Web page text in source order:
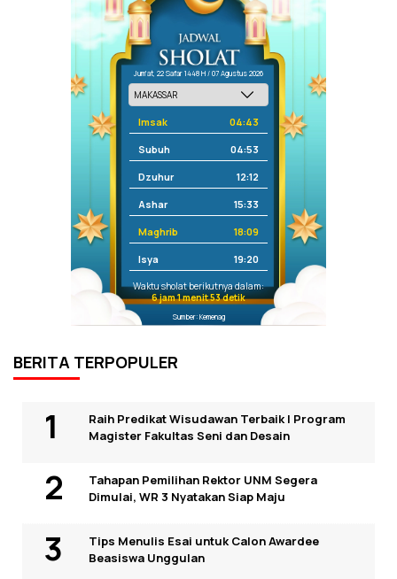
Jum'at, 22 Safar 1448 H / 07 Agustus 2026
Imsak 04:43
Subuh 04:53
Dzuhur 12:12
Ashar 15:33
Maghrib 18:09
Isya 19:20
Waktu sholat berikutnya dalam:
6 jam 1 menit 53 detik
Sumber: Kemenag
BERITA TERPOPULER
Raih Predikat Wisudawan Terbaik I Program
Magister Fakultas Seni dan Desain
Tahapan Pemilihan Rektor UNM Segera
Dimulai, WR 3 Nyatakan Siap Maju
Tips Menulis Esai untuk Calon Awardee
Beasiswa Unggulan